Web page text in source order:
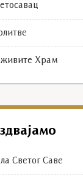
Храм
Светог Саве